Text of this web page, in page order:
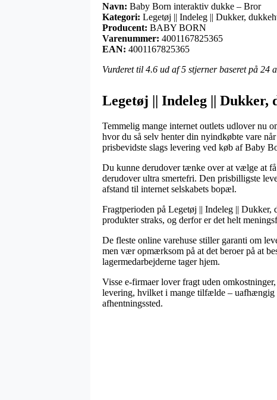
Navn: Baby Born interaktiv dukke – Bror
Kategori: Legetøj || Indeleg || Dukker,
Producent: BABY BORN
Varenummer: 4001167825365
EAN: 4001167825365
Vurderet til 4.6 ud af 5 stjerner baseret på 24
Legetøj || Indeleg ||
Temmelig mange internet outlets udlover nu
hvor du så selv henter din nyindkøbte vare
prisbevidste slags levering ved køb af Baby
Du kunne derudover tænke over at vælge at
derudover ultra smertefri. Den prisbilligste
afstand til internet selskabets bopæl.
Fragtperioden på Legetøj || Indeleg ||
produkter straks, og derfor er det helt
De fleste online varehuse stiller garanti om
men vær opmærksom på at det beroer på at
lagermedarbejderne tager hjem.
Visse e-firmaer lover fragt uden
levering, hvilket i mange tilfælde – uafhængig
afhentningssted.